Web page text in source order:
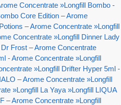
Concentrate »Longfill Bombo -
Core Edition – Arome
– Arome Concentrate »Longfill
Concentrate »Longfill Dinner Lady
Dr Frost – Arome Concentrate
- Arome Concentrate »Longfill
»Longfill Drifter Hyper 5ml -
– Arome Concentrate »Longfill
»Longfill La Yaya »Longfill LIQUA
– Arome Concentrate »Longfill